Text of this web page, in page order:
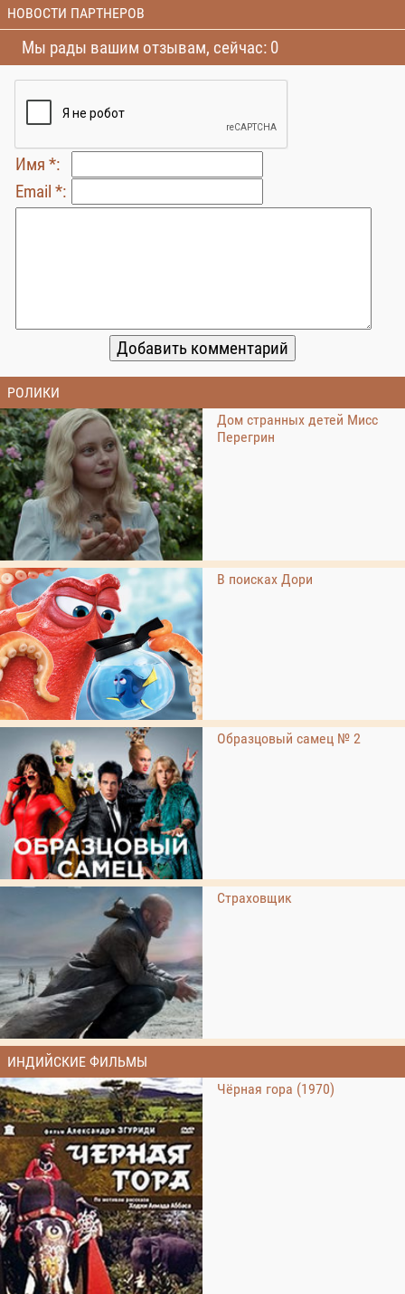
НОВОСТИ ПАРТНЕРОВ
Мы рады вашим отзывам, сейчас: 0
Имя *:
Email *:
РОЛИКИ
Дом странных детей Мисс
Перегрин
В поисках Дори
Образцовый самец № 2
Страховщик
ИНДИЙСКИЕ ФИЛЬМЫ
Чёрная гора (1970)